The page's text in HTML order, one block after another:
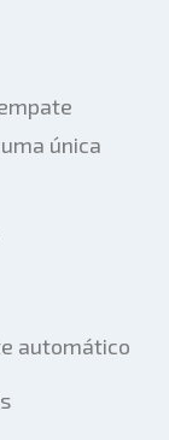
única
automático